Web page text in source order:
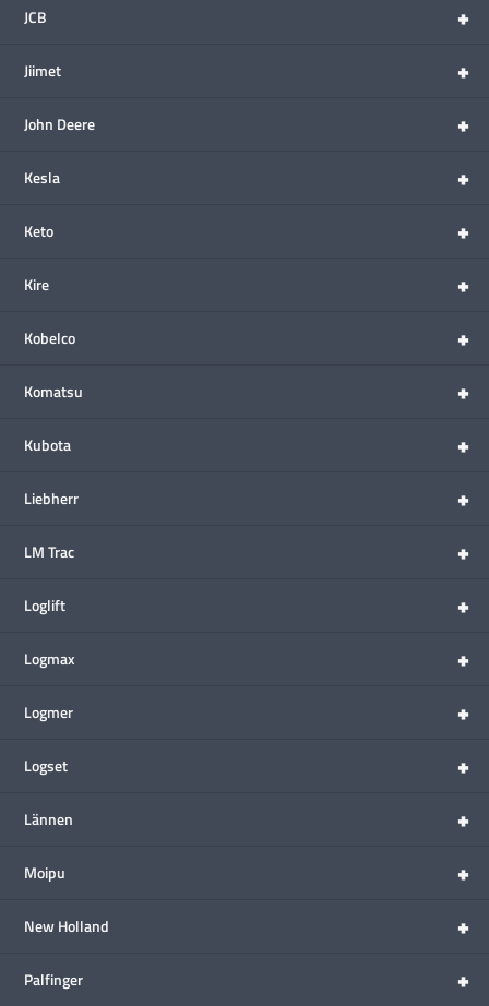
+
JCB
+
Jiimet
+
John Deere
+
Kesla
+
Keto
+
Kire
+
Kobelco
+
Komatsu
+
Kubota
+
Liebherr
+
LM Trac
+
Loglift
+
Logmax
+
Logmer
+
Logset
+
Lännen
+
Moipu
+
New Holland
+
Palfinger